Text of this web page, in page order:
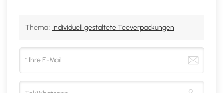
Thema : Individuell gestaltete Teeverpackungen